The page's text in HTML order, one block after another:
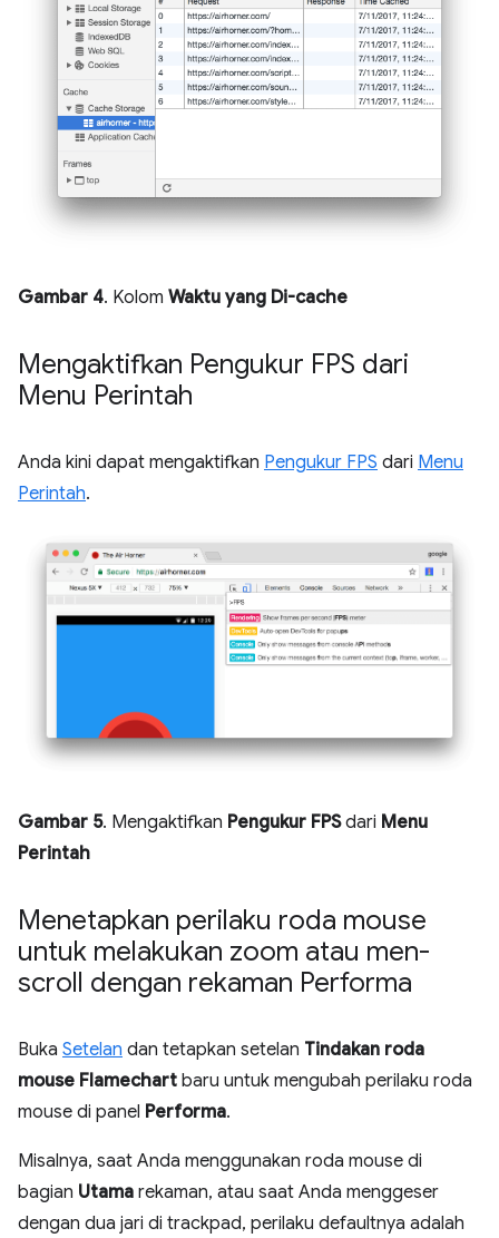
Gambar 4. Kolom Waktu yang Di-cache
Mengaktifkan Pengukur FPS dari
Menu Perintah
Anda kini dapat mengaktifkan Pengukur FPS dari Menu
Perintah.
Gambar 5. Mengaktifkan Pengukur FPSdari Menu
Perintah
Menetapkan perilaku roda mouse
untuk melakukan zoom atau men-
scroll dengan rekaman Performa
Buka Setelan dan tetapkan setelan Tindakan roda
mouse Flamechart baru untuk mengubah perilaku roda
mouse di panel Performa.
Misalnya, saat Anda menggunakan roda mouse di
bagian Utama rekaman, atau saat Anda menggeser
dengan dua jari di trackpad, perilaku defaultnya adalah